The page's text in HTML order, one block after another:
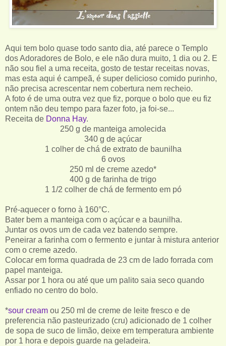
Aqui tem bolo quase todo santo dia, até parece o Templo
dos Adoradores de Bolo, e ele não dura muito, 1 dia ou 2. E
não sou fiel a uma receita, gosto de testar receitas novas,
mas esta aqui é campeã, é super delicioso comido purinho,
não precisa acrescentar nem cobertura nem recheio.
A foto é de uma outra vez que fiz, porque o bolo que eu fiz
ontem não deu tempo para fazer foto, ja foi-se...
Receita de Donna Hay.
250 g de manteiga amolecida
340 g de açúcar
1 colher de chá de extrato de baunilha
6 ovos
250 ml de creme azedo*
400 g de farinha de trigo
1 1/2 colher de chá de fermento em pó
Pré-aquecer o forno à 160°C.
Bater bem a manteiga com o açúcar e a baunilha.
Juntar os ovos um de cada vez batendo sempre.
Peneirar a farinha com o fermento e juntar à mistura anterior
com o creme azedo.
Colocar em forma quadrada de 23 cm de lado forrada com
papel manteiga.
Assar por 1 hora ou até que um palito saia seco quando
enfiado no centro do bolo.
*sour cream ou 250 ml de creme de leite fresco e de
preferencia não pasteurizado (cru) adicionado de 1 colher
de sopa de suco de limão, deixe em temperatura ambiente
por 1 hora e depois guarde na geladeira.